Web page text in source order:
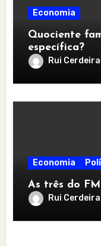
Economia
Quociente
específica?
Rui
Economia
As três do
Rui